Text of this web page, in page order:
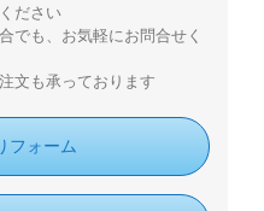
ださい
でも、お気軽にお問合せく
文も承っております
フォーム